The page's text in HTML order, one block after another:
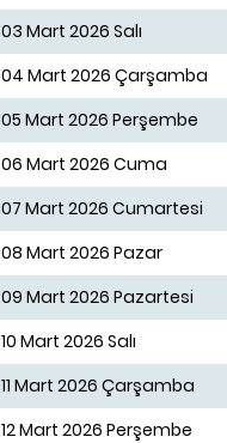
03 Mart 2026 Salı
04 Mart 2026 Çarşamba
05 Mart 2026 Perşembe
06 Mart 2026 Cuma
07 Mart 2026 Cumartesi
08 Mart 2026 Pazar
09 Mart 2026 Pazartesi
10 Mart 2026 Salı
11 Mart 2026 Çarşamba
12 Mart 2026 Perşembe